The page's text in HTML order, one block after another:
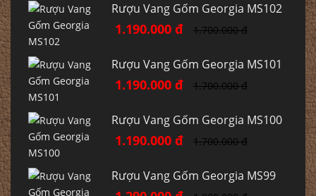
Rượu Vang Gốm Georgia MS102
1.190.000 đ 1.700.000 đ
Rượu Vang Gốm Georgia MS101
1.190.000 đ 1.700.000 đ
Rượu Vang Gốm Georgia MS100
1.190.000 đ 1.700.000 đ
Rượu Vang Gốm Georgia MS99